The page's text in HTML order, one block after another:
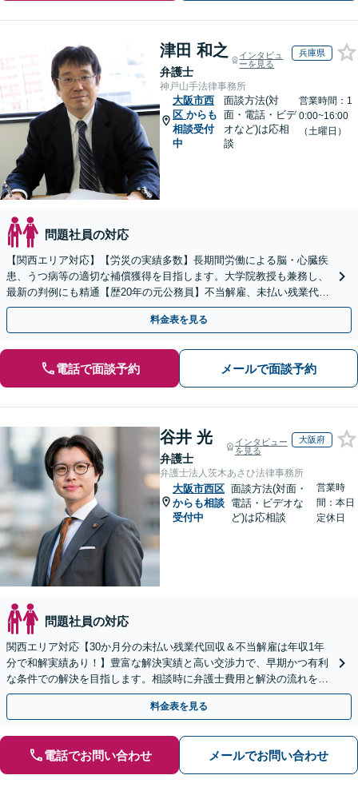
津田 和之
弁護士
インタビュ
ーを見る
兵庫県
神戸山手法律事務所
大阪市西
区 からも
相談受付
中
面談方法(対
面・電話・ビデ
オなど)は応相
談
営業時間：1
0:00~16:00
（土曜日）
問題社員の対応
【関西エリア対応】【労災の実績多数】長期間労働による脳・心臓疾
患、うつ病等の適切な補償獲得を目指します。大学院教授も兼務し、
最新の判例にも精通【歴20年の元公務員】不当解雇、未払い残業代
等、労働者の立場から親身にサポート【初回相談無料】
料金表を見る
電話で面談予約 メールで面談予約
谷井 光
弁護士
インタビュー
を見る
大阪府
弁護士法人茨木あさひ法律事務所
大阪市西区
からも相談
受付中
面談方法(対面・
電話・ビデオな
ど)は応相談
営業時
間：本日
定休日
問題社員の対応
関西エリア対応【30か月分の未払い残業代回収＆不当解雇は年収1年
分で和解実績あり！】豊富な解決実績と高い交渉力で、早期かつ有利
な条件での解決を目指します。相談時に弁護士費用と解決の流れを丁
寧に説明いたしますので、安心してお問い合わせ下さい。
料金表を見る
電話でお問い合わせ メールでお問い合わせ